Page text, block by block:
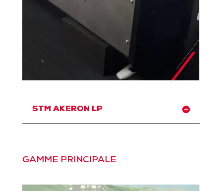
STM AKERON LP
GAMME PRINCIPALE